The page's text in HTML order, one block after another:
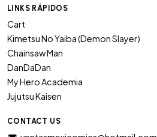
LINKS RÁPIDOS
Cart
Kimetsu No Yaiba (Demon Slayer)
Chainsaw Man
DanDaDan
My Hero Academia
Jujutsu Kaisen
CONTACT US